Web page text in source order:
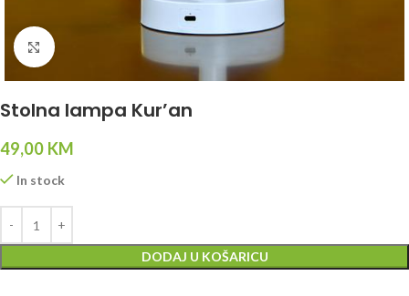
Click to enlarge
Stolna lampa Kur’an
49,00 KM
In stock
DODAJ U KOŠARICU